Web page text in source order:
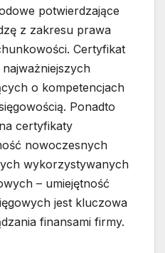
potwierdzające
z zakresu prawa
Certyfikat
o kompetencjach
Ponadto
certyfikaty
nowoczesnych
wykorzystywanych
– umiejętność
jest kluczowa
finansami firmy.